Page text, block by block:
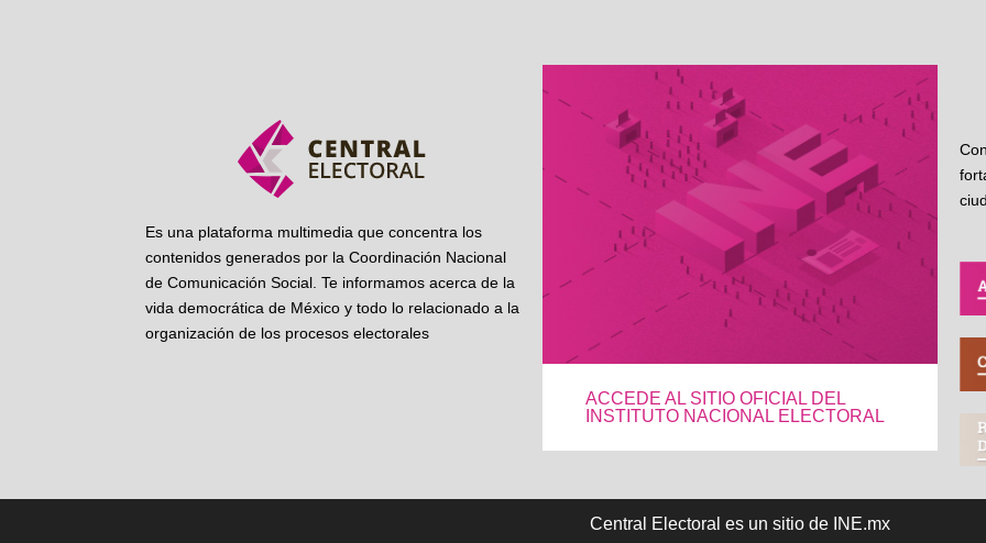
Es una plataforma multimedia que concentra los
contenidos generados por la Coordinación Nacional
de Comunicación Social. Te informamos acerca de la
vida democrática de México y todo lo relacionado a la
organización de los procesos electorales
ACCEDE AL SITIO OFICIAL DEL
INSTITUTO NACIONAL ELECTORAL
Central Electoral es un sitio de INE.mx